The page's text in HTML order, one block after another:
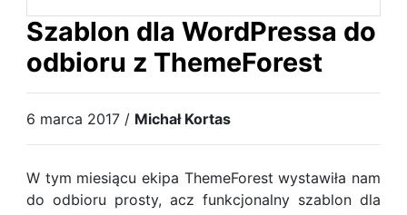
WordPressa
teraz
do
darmo
Szablon dla WordPressa do
odbioru z ThemeForest
6 marca 2017 / Michał Kortas
W tym miesiącu ekipa ThemeForest wystawiła nam
do odbioru prosty, acz funkcjonalny szablon dla